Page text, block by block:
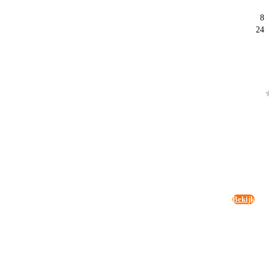
8
24
Bekijk